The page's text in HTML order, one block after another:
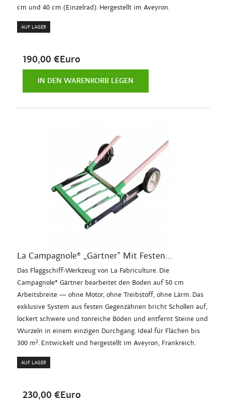
cm und 40 cm (Einzelrad). Hergestellt im Aveyron.
AUF LAGER
190,00 €Euro
IN DEN WARENKORB LEGEN
La Campagnole® „Gärtner" Mit Festen...
Das Flaggschiff-Werkzeug von La Fabriculture. Die
Campagnole® Gärtner bearbeitet den Boden auf 50 cm
Arbeitsbreite — ohne Motor, ohne Treibstoff, ohne Lärm. Das
exklusive System aus festen Gegenzähnen bricht Schollen auf,
lockert schwere und tonreiche Böden und entfernt Steine und
Wurzeln in einem einzigen Durchgang. Ideal für Flächen bis
300 m². Entwickelt und hergestellt im Aveyron, Frankreich.
AUF LAGER
230,00 €Euro